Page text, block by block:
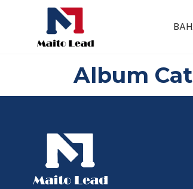
Album Cat